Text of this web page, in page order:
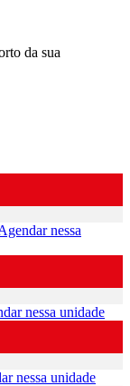
da sua
nessa
nessa unidade
nessa unidade